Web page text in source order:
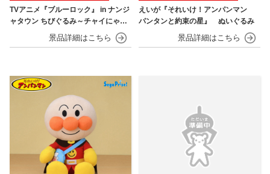
TVアニメ『ブルーロック』 in ナンジ
ャタウン ちびぐるみ～チャイにゃFe
えいが『それいけ！アンパンマン
パンタンと約束の星』 ぬいぐるみ